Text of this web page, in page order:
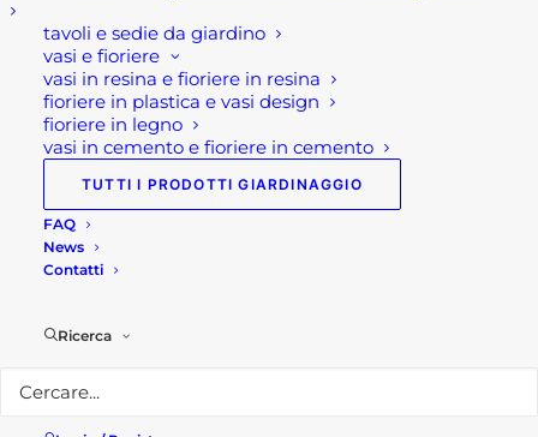
tavoli e sedie da giardino
vasi e fioriere
vasi in resina e fioriere in resina
fioriere in plastica e vasi design
fioriere in legno
vasi in cemento e fioriere in cemento
TUTTI I PRODOTTI GIARDINAGGIO
FAQ
News
Contatti
Ricerca
LAPILLO
4,00€
Lapillo Offerta lapillo
rosso. Si tratta di un
prodotto di…
Valutato
di
1
GRANULATO
BIANCO CARRARA
6,00€